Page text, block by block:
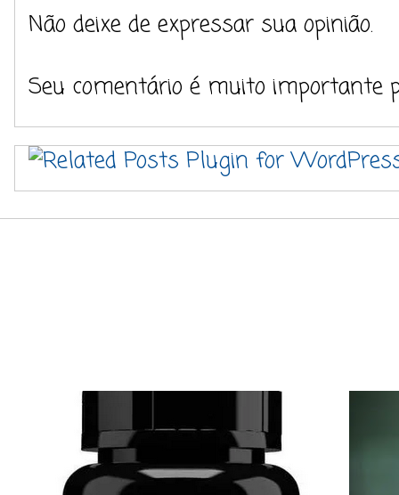
Não deixe de expressar sua opinião.
Seu comentário é muito importante